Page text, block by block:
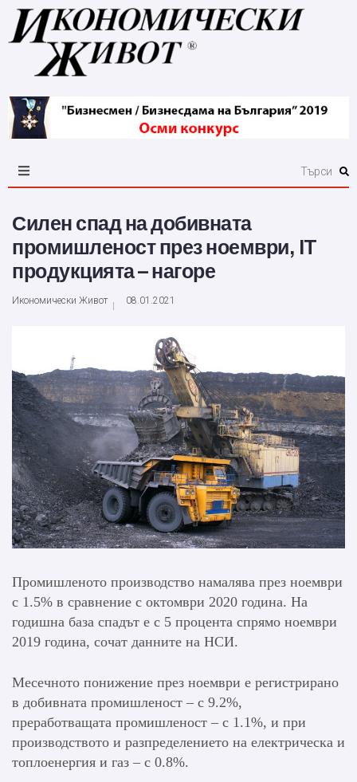
Силен спад на добивната
промишленост през ноември, IT
продукцията – нагоре
Икономически Живот 08.01.2021
Промишленото производство намалява през ноември
с 1.5% в сравнение с октомври 2020 година. На
годишна база спадът е с 5 процента спрямо ноември
2019 година, сочат данните на НСИ.
Месечното понижение през ноември е регистрирано
в добивната промишленост – с 9.2%,
преработващата промишленост – с 1.1%, и при
производството и разпределението на електрическа и
топлоенергия и газ – с 0.8%.